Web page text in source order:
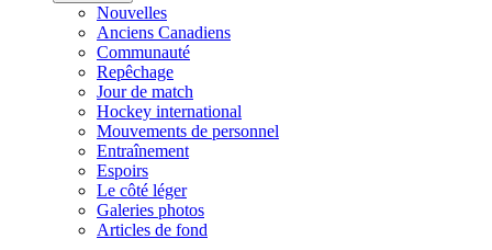
Nouvelles
Anciens Canadiens
Communauté
Repêchage
Jour de match
Hockey international
Mouvements de personnel
Entraînement
Espoirs
Le côté léger
Galeries photos
Articles de fond